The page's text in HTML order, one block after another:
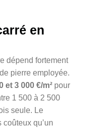
en
dépend fortement
pierre employée.
et 3 000 €/m² pour
1 500 à 2 500
seule. Le
qu’un